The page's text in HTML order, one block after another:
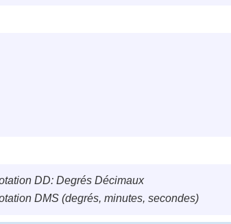
DD: Degrés Décimaux
DMS (degrés, minutes, secondes)